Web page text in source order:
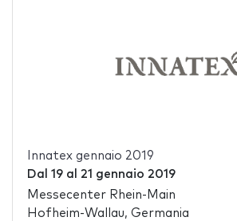
Innatex gennaio 2019
Dal 19al 21 gennaio 2019
Messecenter Rhein-Main
Hofheim-Wallau, Germania